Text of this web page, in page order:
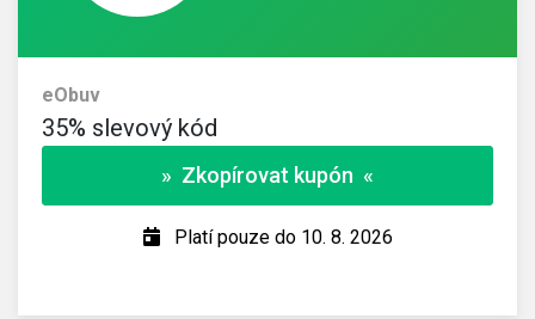
eObuv
35% slevový kód
» Zkopírovat kupón «
Platí pouze do 10. 8. 2026